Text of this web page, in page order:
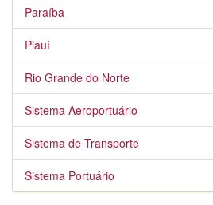
Paraíba
Piauí
Rio Grande do Norte
Sistema Aeroportuário
Sistema de Transporte
Sistema Portuário